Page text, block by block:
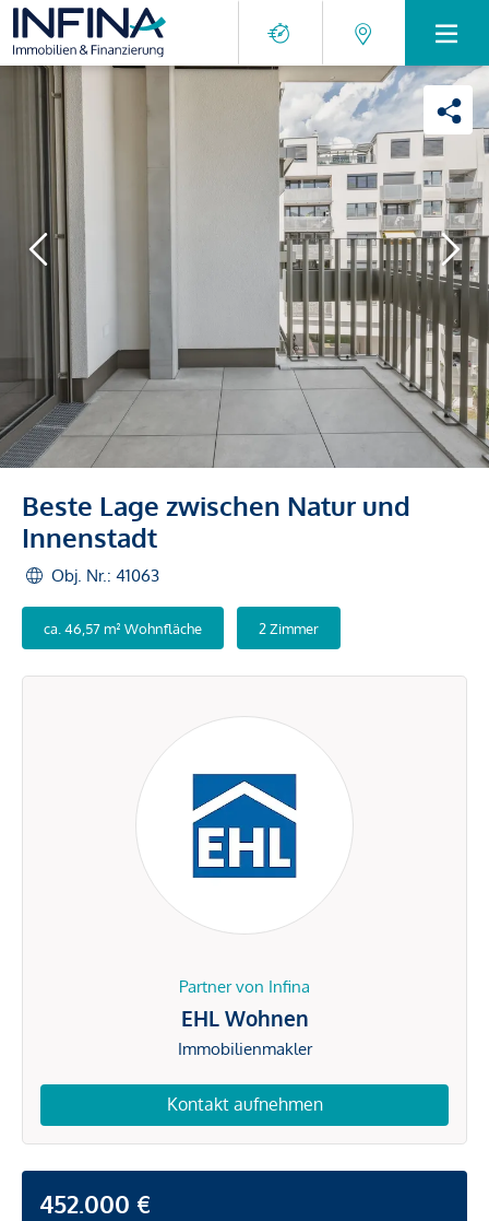
Beste Lage zwischen Natur und
Innenstadt
Obj. Nr.: 41063
ca. 46,57 m² Wohnfläche 2 Zimmer
Partner von Infina
EHL Wohnen
Immobilienmakler
Kontakt aufnehmen
452.000 €